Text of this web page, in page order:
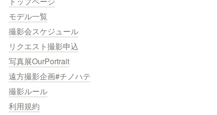
モデル一覧
撮影会スケジュール
リクエスト撮影申込
写真展OurPortrait
遠方撮影企画#チノハテ
撮影ルール
利用規約